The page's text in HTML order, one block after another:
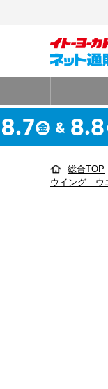
総合TOP
ウイング ウ